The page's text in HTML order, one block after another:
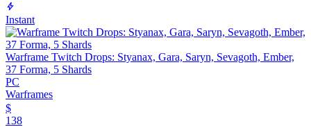
Instant
Warframe Twitch Drops: Styanax, Gara, Saryn, Sevagoth, Ember,
37 Forma, 5 Shards
PC
Warframes
$
138